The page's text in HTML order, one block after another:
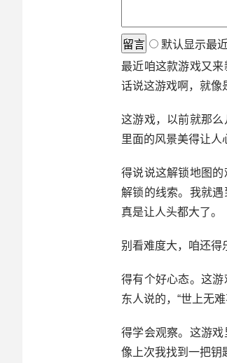
默认显示最
最近咱这款游戏又
话说这游戏啊，就像
这游戏，以前就那
里面的风景美得让人
得说说这解锁地图
解锁的线索。我就
真是让人头都大了。
别看难度大，咱还得
得有个好心态。这
东人说的，“世上无难
得学会观察。这游
像上次我找到一把钥